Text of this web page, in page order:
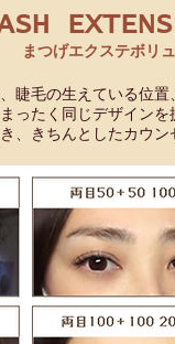
まつげエクステボリ
位置、長さ、
ンを提供して
んとしたカウンセ